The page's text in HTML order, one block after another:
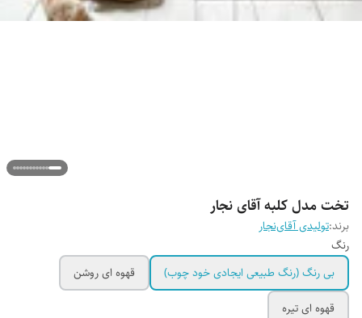
تخت مدل کلبه آقای نجار
برند:تولیدی آقای‌نجار
رنگ
بی رنگ (رنگ طبیعی ایجادی خود چوب)
قهوه ای روشن
قهوه ای تیره